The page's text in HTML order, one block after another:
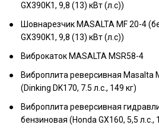
GX390K1, 9,8 (13) кВт (л.с))
Шовнарезчик MASALTA MF 20-4
GX390K1, 9,8 (13) кВт (л.с))
Виброкаток MASALTA MSR58-4
Виброплита реверсивная Masalta
(Dinking DK170, 7.5 л.с., 149 кг)
Виброплита реверсивная
бензиновая (Honda GX160, 5,5 л.с.,